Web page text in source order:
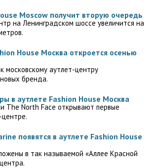
Moscow получит вторую очередь
на Ленинградском шоссе увеличится на
House Москва откроется осенью
московскому аутлет-центру
бренда.
в аутлете Fashion House Москва
и The North Face открывают первые
появятся в аутлете Fashion House
в так называемой «Аллее Красной